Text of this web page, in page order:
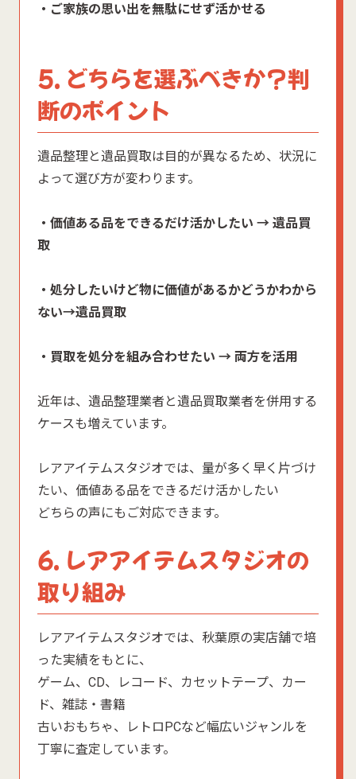
・ご家族の思い出を無駄にせず活かせる
5. どちらを選ぶべきか？判
断のポイント
遺品整理と遺品買取は目的が異なるため、状況に
よって選び方が変わります。
・価値ある品をできるだけ活かしたい → 遺品買
取
・処分したいけど物に価値があるかどうかわから
ない→遺品買取
・買取を処分を組み合わせたい → 両方を活用
近年は、遺品整理業者と遺品買取業者を併用する
ケースも増えています。
レアアイテムスタジオでは、量が多く早く片づけ
たい、価値ある品をできるだけ活かしたい
どちらの声にもご対応できます。
6. レアアイテムスタジオの
取り組み
レアアイテムスタジオでは、秋葉原の実店舗で培
った実績をもとに、
ゲーム、CD、レコード、カセットテープ、カー
ド、雑誌・書籍
古いおもちゃ、レトロPCなど幅広いジャンルを
丁寧に査定しています。